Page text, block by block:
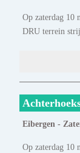
Op zaterdag 10
DRU terrein
Eibergen -
Op zaterdag 10